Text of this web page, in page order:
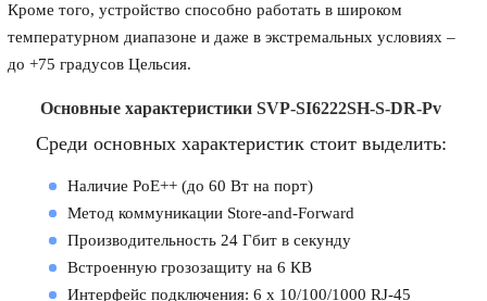
Кроме того, устройство способно работать в широком
температурном диапазоне и даже в экстремальных условиях –
до +75 градусов Цельсия.
Основные характеристики SVP-SI6222SH-S-DR-Pv
Среди основных характеристик стоит выделить:
Наличие PoE++ (до 60 Вт на порт)
Метод коммуникации Store-and-Forward
Производительность 24 Гбит в секунду
Встроенную грозозащиту на 6 КВ
Интерфейс подключения: 6 x 10/100/1000 RJ-45